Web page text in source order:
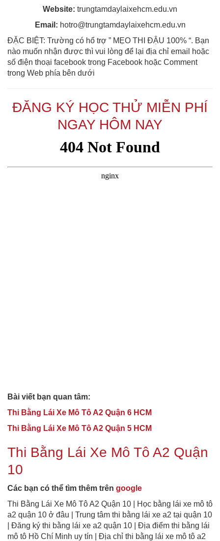
Website: trungtamdaylaixehcm.edu.vn
Email: hotro@trungtamdaylaixehcm.edu.vn
ĐẶC BIỆT: Trường có hổ trợ ” MẸO THI ĐẬU 100% “. Bạn
nào muốn nhận được thì vui lòng để lại địa chỉ email hoặc
số điện thoại facebook trong Facebook hoặc Comment
trong Web phía bên dưới
ĐĂNG KÝ HỌC THỬ MIỄN PHÍ
NGAY HÔM NAY
Bài viết bạn quan tâm:
Thi Bằng Lái Xe Mô Tô A2 Quận 6 HCM
Thi Bằng Lái Xe Mô Tô A2 Quận 5 HCM
Thi Bằng Lái Xe Mô Tô A2 Quận
10
Các bạn có thể tìm thêm trên google
Thi Bằng Lái Xe Mô Tô A2 Quận 10 | Học bằng lái xe mô tô
a2 quận 10 ở đâu | Trung tâm thi bằng lái xe a2 tại quận 10
| Đăng ký thi bằng lái xe a2 quận 10 | Địa điểm thi bằng lái
mô tô Hồ Chí Minh uy tín | Địa chỉ thi bằng lái xe mô tô a2